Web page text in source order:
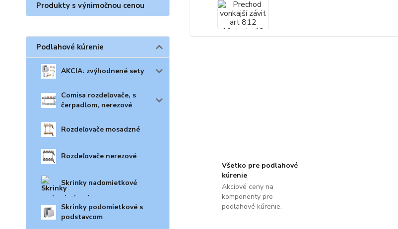
Produkty s výnimočnou cenou
Podlahové kúrenie
AKCIA: zvýhodnené sety
Comisa rozdeľovače, s
čerpadlom, nerezové
Rozdeľovače mosadzné
Rozdeľovače nerezové
Skrinky nadomietkové
Skrinky podomietkové s
podstavcom
Všetko pre podlahové
kúrenie
Akciové ceny na
komponenty pre
podlahové kúrenie.